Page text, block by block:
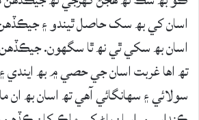
اسان کي بھ سک حاصل ٿيندو ۽
اسان بھ سکي ٿي نھ ٿا سگھون.
تھ اھا غربت اسان جي حصي ۾ بھ
سولائي ۽ سھانگائي آھي تھ اسان بھ ان